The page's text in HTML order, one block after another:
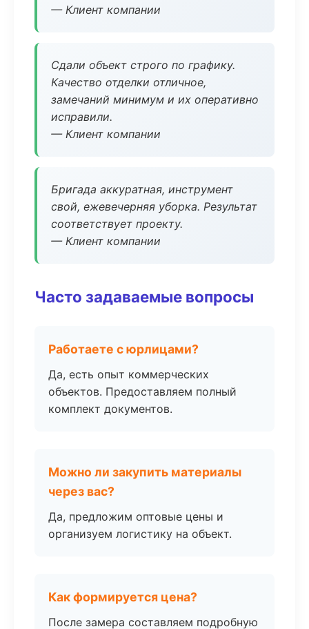
— Клиент компании
Сдали объект строго по графику.
Качество отделки отличное,
замечаний минимум и их оперативно
исправили.
— Клиент компании
Бригада аккуратная, инструмент
свой, ежевечерняя уборка. Результат
соответствует проекту.
— Клиент компании
Часто задаваемые вопросы
Работаете с юрлицами?
Да, есть опыт коммерческих
объектов. Предоставляем полный
комплект документов.
Можно ли закупить материалы
через вас?
Да, предложим оптовые цены и
организуем логистику на объект.
Как формируется цена?
После замера составляем подробную